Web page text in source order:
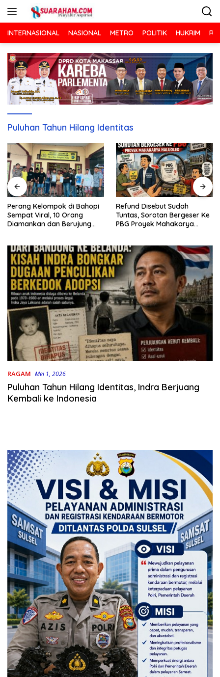
INTERNASIONAL NASIONAL METRO POLITIK HUKRIM
Puluhan Tahun Hilang Identitas
Perang Kelompok di Bahopi
Sempat Viral, 10 Orang
Diamankan dan Berujung
Refund Disebut Sudah
Tuntas, Sorotan Bergeser Ke
PBG Proyek Mahakarya
RAGAM Mei 1, 2026
Puluhan Tahun Hilang Identitas, Indra Berjuang
Kembali ke Indonesia